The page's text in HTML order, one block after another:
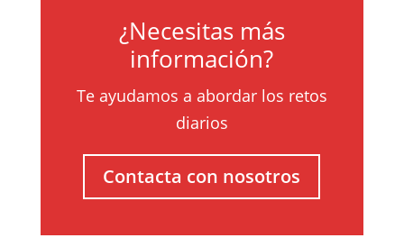
¿Necesitas más
información?
Te ayudamos a abordar los retos
diarios
Contacta con nosotros